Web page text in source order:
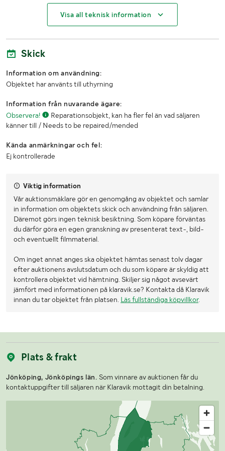
Frakt inom Sverige
(upp till 120*80 cm och 990 kg). Det går att beställa frakt inom
För prisförslag fyll i formuläret:
Pall/emballage ingår i fraktpriset när du bokar via Klaravik.
Any questions should be directed to Klaravik customer service,
Phone: +4654151304
To book the pick-up, you need to follow the link you receive in
the email with your confirmation receipt. You will receive this
when Klaravik has received your payment.
Pick-up is only available MONDAYS and TUESDAYS between
The seller has closed between 09:00-09:30 and 12:30-13:00.
For sheds and containers (10 feet and larger), loading assistance
can be purchased. Payment is made either by invoice or by card
at the seller's location. The cost per lift is SEK 500 + VAT.
purchased on site at pick-up.
Lasthjälp erbjuds
Visa all teknisk information
Skick
Information om användning:
Objektet har använts till uthyrning
Information från nuvarande ägare:
Observera!
Reparationsobjekt, kan ha fler fel än vad säljaren
känner till / Needs to be repaired/mended
Kända anmärkningar och fel:
Ej kontrollerade
Viktig information
Vår auktionsmäklare gör en genomgång av objektet och samlar
in information om objektets skick och användning från säljaren.
Däremot görs ingen teknisk besiktning. Som köpare förväntas
du därför göra en egen granskning av presenterat text-, bild-
och eventuellt filmmaterial.
Om inget annat anges ska objektet hämtas senast tolv dagar
efter auktionens avslutsdatum och du som köpare är skyldig att
kontrollera objektet vid hämtning. Skiljer sig något avsevärt
jämfört med informationen på klaravik.se? Kontakta då Klaravik
innan du tar objektet från platsen. Läs fullständiga köpvillkor.
Plats & frakt
Jönköping, Jönköpings län. Som vinnare av auktionen får du
kontaktuppgifter till säljaren när Klaravik mottagit din betalning.